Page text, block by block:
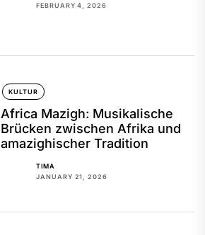
FEBRUARY 4, 2026
KULTUR
Africa Mazigh: Musikalische
Brücken zwischen Afrika und
amazighischer Tradition
TIMA
JANUARY 21, 2026